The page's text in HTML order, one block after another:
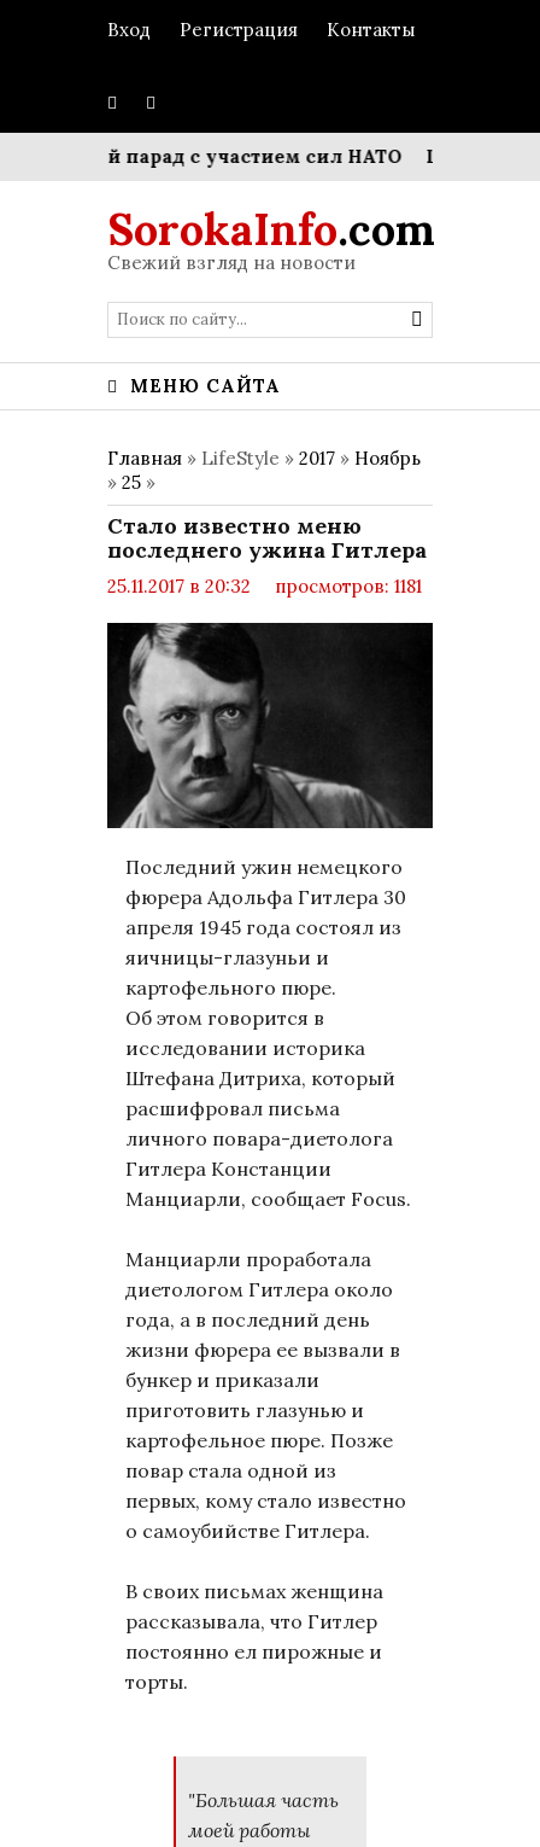
Вход Регистрация Контакты
военный парад с участием сил НАТО Штормовой
SorokaInfo.com
Свежий взгляд на новости
МЕНЮ САЙТА
Главная » LifeStyle » 2017 » Ноябрь
» 25 »
Стало известно меню
последнего ужина Гитлера
25.11.2017 в 20:32
просмотров: 1181
Последний ужин немецкого
фюрера Адольфа Гитлера 30
апреля 1945 года состоял из
яичницы-глазуньи и
картофельного пюре.
Об этом говорится в
исследовании историка
Штефана Дитриха, который
расшифровал письма
личного повара-диетолога
Гитлера Констанции
Манциарли, сообщает Focus.
Манциарли проработала
диетологом Гитлера около
года, а в последний день
жизни фюрера ее вызвали в
бункер и приказали
приготовить глазунью и
картофельное пюре. Позже
повар стала одной из
первых, кому стало известно
о самоубийстве Гитлера.
В своих письмах женщина
рассказывала, что Гитлер
постоянно ел пирожные и
торты.
"Большая часть
моей работы